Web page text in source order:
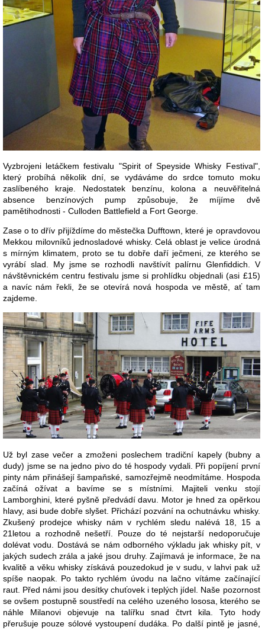
Vyzbrojeni letáčkem festivalu "Spirit of Speyside Whisky Festival",
který probíhá několik dní, se vydáváme do srdce tomuto moku
zaslíbeného kraje. Nedostatek benzínu, kolona a neuvěřitelná
absence benzínových pump způsobuje, že míjíme dvě
pamětihodnosti - Culloden Battlefield a Fort George.
Zase o to dřív přijíždíme do městečka Dufftown, které je opravdovou
Mekkou milovníků jednosladové whisky. Celá oblast je velice úrodná
s mírným klimatem, proto se tu dobře daří ječmeni, ze kterého se
vyrábí slad. My jsme se rozhodli navštívít palírnu Glenfiddich. V
návštěvnickém centru festivalu jsme si prohlídku objednali (asi £15)
a navíc nám řekli, že se otevírá nová hospoda ve městě, ať tam
zajdeme.
Už byl zase večer a zmoženi poslechem tradiční kapely (bubny a
dudy) jsme se na jedno pivo do té hospody vydali. Při popíjení první
pinty nám přinášejí šampaňské, samozřejmě neodmítáme. Hospoda
začíná ožívat a bavíme se s místními. Majiteli venku stojí
Lamborghini, které pyšně předvádí davu. Motor je hned za opěrkou
hlavy, asi bude dobře slyšet. Přichází pozvání na ochutnávku whisky.
Zkušený prodejce whisky nám v rychlém sledu nalévá 18, 15 a
21letou a rozhodně nešetří. Pouze do té nejstarší nedoporučuje
dolévat vodu. Dostává se nám odborného výkladu jak whisky pít, v
jakých sudech zrála a jaké jsou druhy. Zajímavá je informace, že na
kvalitě a věku whisky získává pouzedokud je v sudu, v lahvi pak už
spíše naopak. Po takto rychlém úvodu na lačno vítáme začínající
raut. Před námi jsou desítky chuťovek i teplých jídel. Naše pozornost
se ovšem postupně soustředí na celého uzeného lososa, kterého se
náhle Milanovi objevuje na talířku snad čtvrt kila. Tyto hody
přerušuje pouze sólové vystoupení dudáka. Po další pintě je jasné,